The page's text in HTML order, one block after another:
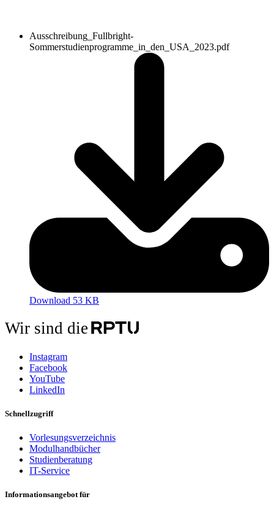
Ausschreibung_Fullbright-
Sommerstudienprogramme_in_den_USA_2023.pdf
Download 53 KB
Wir sind die
Instagram
Facebook
YouTube
LinkedIn
Schnellzugriff
Vorlesungsverzeichnis
Modulhandbücher
Studienberatung
IT-Service
Informationsangebot für